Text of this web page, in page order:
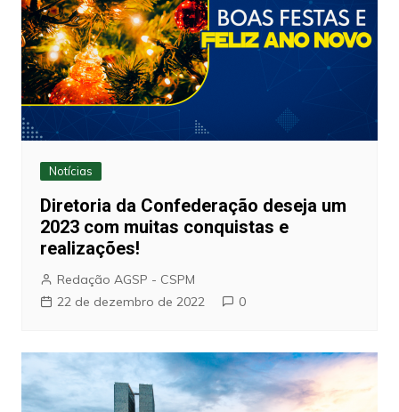
Notícias
Diretoria da Confederação deseja um
2023 com muitas conquistas e
realizações!
Redação AGSP - CSPM
22 de dezembro de 2022
0